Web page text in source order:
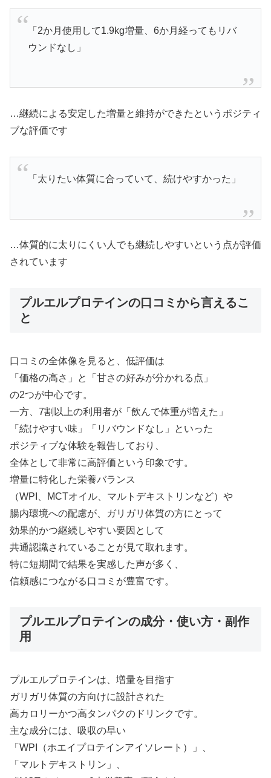
「2か月使用して1.9kg増量、6か月経ってもリバ
ウンドなし」
…継続による安定した増量と維持ができたというポジティ
ブな評価です
「太りたい体質に合っていて、続けやすかった」
…体質的に太りにくい人でも継続しやすいという点が評価
されています
プルエルプロテインの口コミから言えるこ
と
口コミの全体像を見ると、低評価は
「価格の高さ」と「甘さの好みが分かれる点」
の2つが中心です。
一方、7割以上の利用者が「飲んで体重が増えた」
「続けやすい味」「リバウンドなし」といった
ポジティブな体験を報告しており、
全体として非常に高評価という印象です。
増量に特化した栄養バランス
（WPI、MCTオイル、マルトデキストリンなど）や
腸内環境への配慮が、ガリガリ体質の方にとって
効果的かつ継続しやすい要因として
共通認識されていることが見て取れます。
特に短期間で結果を実感した声が多く、
信頼感につながる口コミが豊富です。
プルエルプロテインの成分・使い方・副作
用
プルエルプロテインは、増量を目指す
ガリガリ体質の方向けに設計された
高カロリーかつ高タンパクのドリンクです。
主な成分には、吸収の早い
「WPI（ホエイプロテインアイソレート）」、
「マルトデキストリン」、